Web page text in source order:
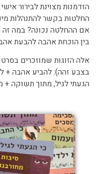
הזדמנות מצוינת לבירור
החלטות בקשר להתנהלות
אם ההחלטה נכונה? במה זה
בין הוכחת אהבה להבעת
אלה הזוגות שמוזכרים
בצבע זהה): להביע אהבה +
הגעתי לגיל, מתוך תשוקה +